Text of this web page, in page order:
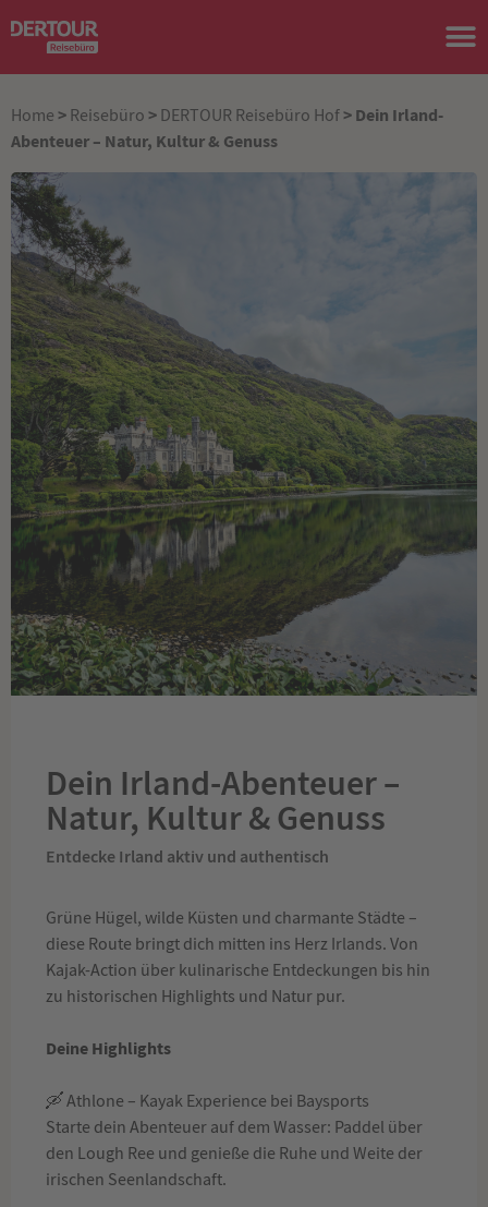
Home > Reisebüro > DERTOUR Reisebüro Hof > Dein Irland-
Abenteuer – Natur, Kultur & Genuss
Dein Irland-Abenteuer –
Natur, Kultur & Genuss
Entdecke Irland aktiv und authentisch
Grüne Hügel, wilde Küsten und charmante Städte –
diese Route bringt dich mitten ins Herz Irlands. Von
Kajak-Action über kulinarische Entdeckungen bis hin
zu historischen Highlights und Natur pur.
Deine Highlights
🛶 Athlone – Kayak Experience bei Baysports
Starte dein Abenteuer auf dem Wasser: Paddel über
den Lough Ree und genieße die Ruhe und Weite der
irischen Seenlandschaft.